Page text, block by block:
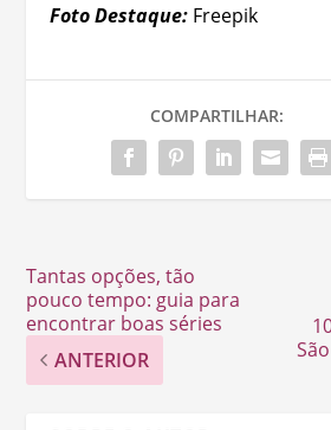
Foto Destaque: Freepik
COMPARTILHAR:
Tantas opções, tão
pouco tempo: guia para
encontrar boas séries
ANTERIOR